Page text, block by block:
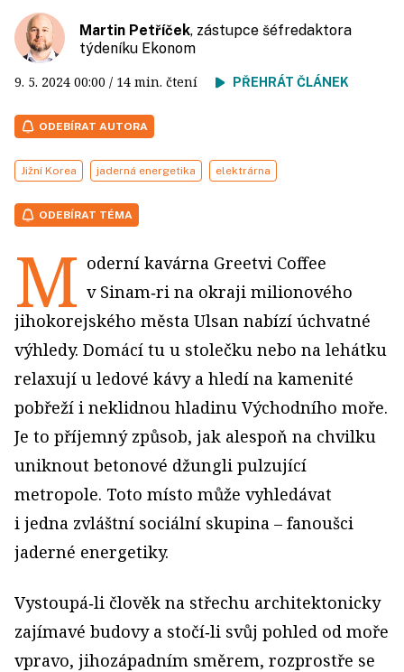
Martin Petříček, zástupce šéfredaktora
týdeníku Ekonom
9. 5. 2024 00:00 / 14 min. čtení PŘEHRÁT ČLÁNEK
ODEBÍRAT AUTORA
Jižní Korea jaderná energetika elektrárna
ODEBÍRAT TÉMA
M oderní kavárna Greetvi Coffee
v Sinam‑ri na okraji milionového
jihokorejského města Ulsan nabízí úchvatné
výhledy. Domácí tu u stolečku nebo na lehátku
relaxují u ledové kávy a hledí na kamenité
pobřeží i neklidnou hladinu Východního moře.
Je to příjemný způsob, jak alespoň na chvilku
uniknout betonové džungli pulzující
metropole. Toto místo může vyhledávat
i jedna zvláštní sociální skupina – fanoušci
jaderné energetiky.
Vystoupá‑li člověk na střechu architektonicky
zajímavé budovy a stočí‑li svůj pohled od moře
vpravo, jihozápadním směrem, rozprostře se